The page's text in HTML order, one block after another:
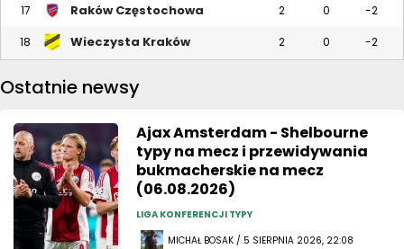
17 Raków Częstochowa 2 0 -2
18 Wieczysta Kraków 2 0 -2
Ostatnie newsy
Ajax Amsterdam - Shelbourne
typy na mecz i przewidywania
bukmacherskie na mecz
(06.08.2026)
LIGA KONFERENCJI TYPY
MICHAŁ BOSAK / 5 SIERPNIA 2026, 22:08